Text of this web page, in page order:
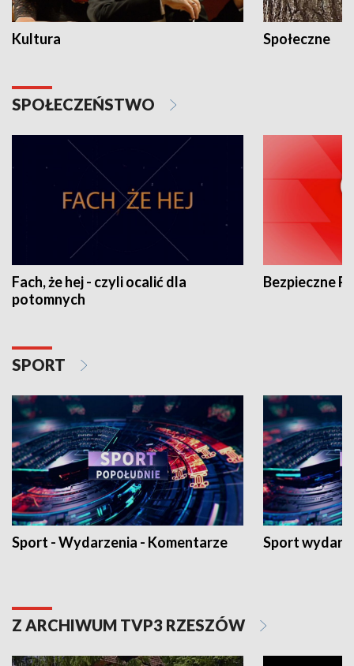
Kultura Społeczne
SPOŁECZEŃSTWO
Fach, że hej - czyli ocalić dla
potomnych
Bezpieczne
SPORT
Sport - Wydarzenia - Komentarze Sport
Z ARCHIWUM TVP3 RZESZÓW